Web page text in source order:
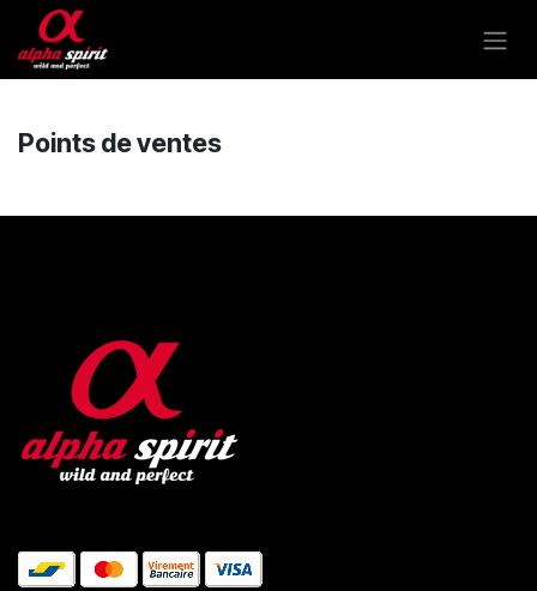
Overslaan naar inhoud
Points de ventes